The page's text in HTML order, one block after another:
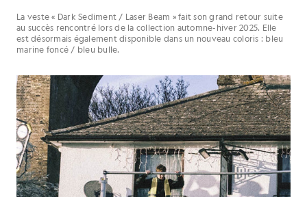
La veste « Dark Sediment / Laser Beam » fait son grand retour suite
au succès rencontré lors de la collection automne-hiver 2025. Elle
est désormais également disponible dans un nouveau coloris : bleu
marine foncé / bleu bulle.